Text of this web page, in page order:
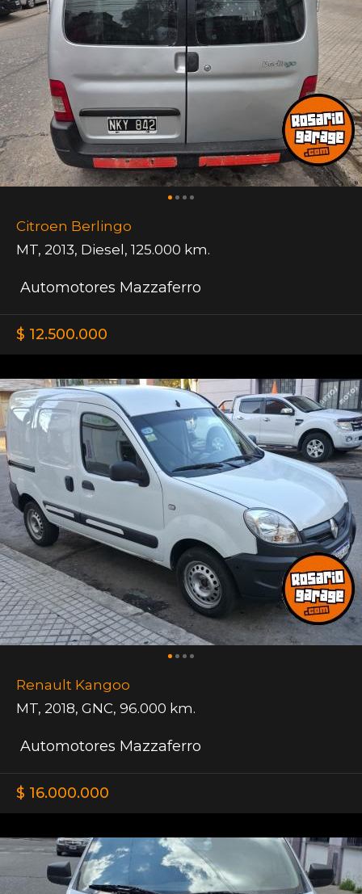
Citroen Berlingo
MT, 2013, Diesel, 125.000 km.
Automotores Mazzaferro
$ 12.500.000
Renault Kangoo
MT, 2018, GNC, 96.000 km.
Automotores Mazzaferro
$ 16.000.000